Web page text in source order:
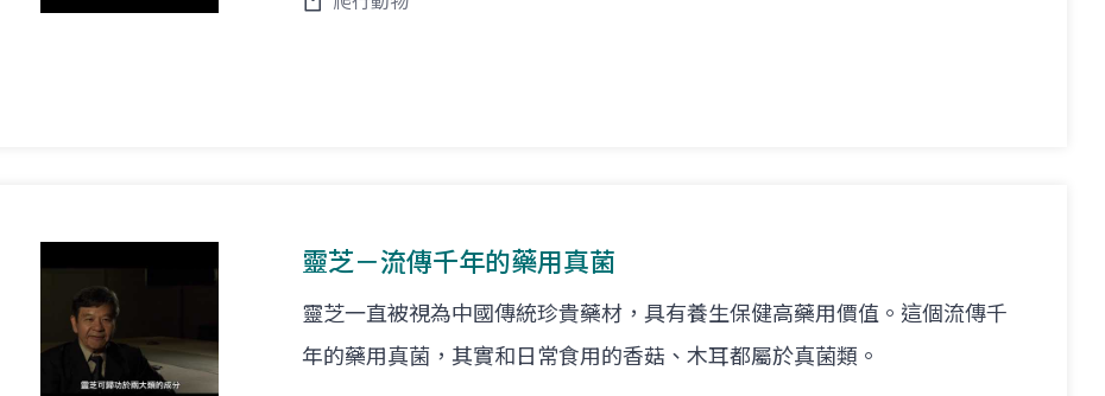
靈芝－流傳千年的藥用真菌
靈芝一直被視為中國傳統珍貴藥材，具有養生保健高藥用價值。這個流傳千
年的藥用真菌，其實和日常食用的香菇、木耳都屬於真菌類。